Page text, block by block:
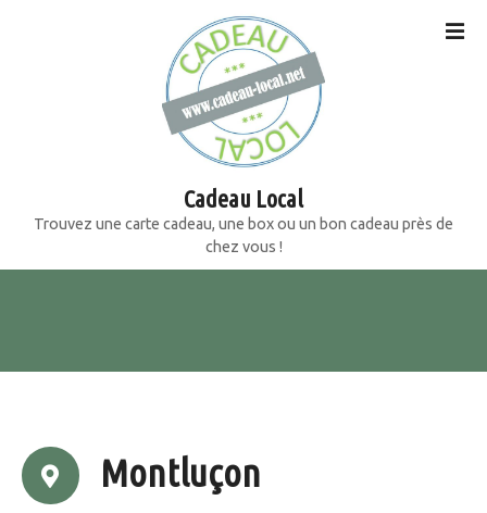
e
Cadeau Local
Trouvez une carte cadeau, une box ou un bon cadeau près de
chez vous !
Montluçon